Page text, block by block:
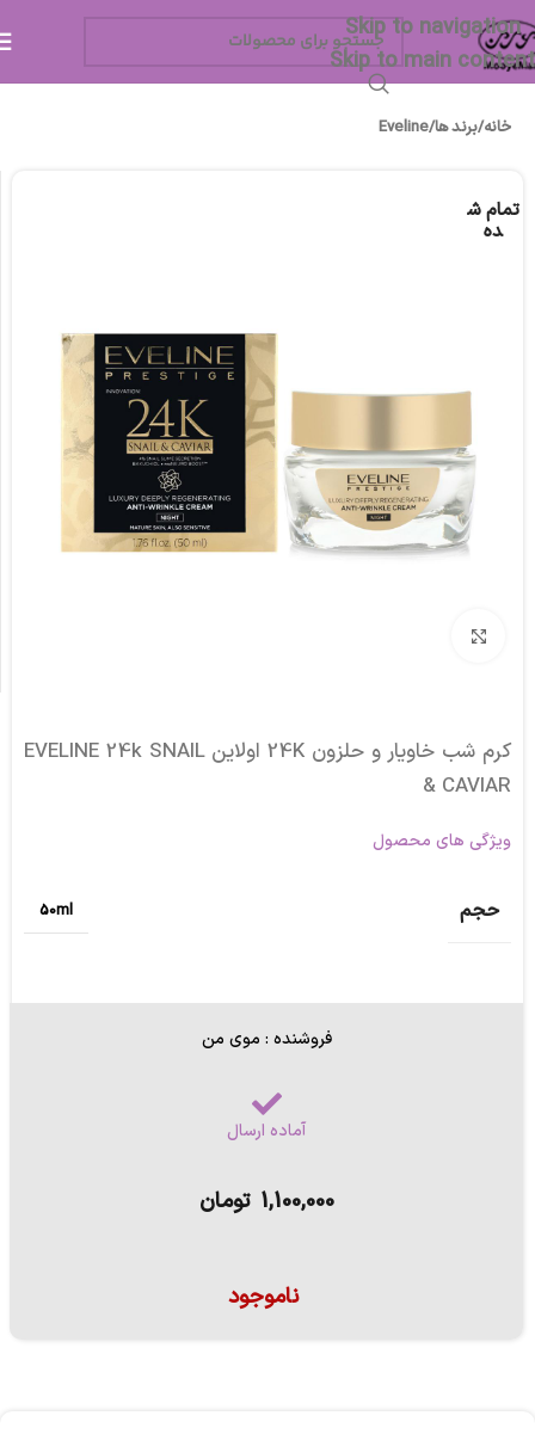
Skip to navigation
Skip to main content
خانه/برند ها/
Eveline
تمام ش
ده
کرم شب خاویار و حلزون 24K اولاین EVELINE 24k SNAIL
& CAVIAR
ویژگی های محصول
حجم 50ml
فروشنده : موی من
آماده ارسال
1,100,000 تومان
ناموجود